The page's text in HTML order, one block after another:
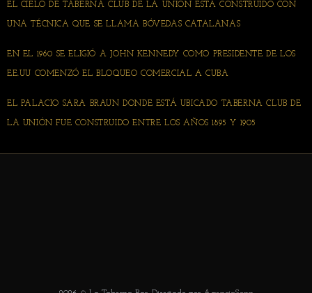
EL CIELO DE TABERNA CLUB DE LA UNIÓN ESTÁ CONSTRUIDO CON
UNA TÉCNICA QUE SE LLAMA BÓVEDAS CATALANAS
EN EL 1960 SE ELIGIÓ A JOHN KENNEDY COMO PRESIDENTE DE LOS
EE.UU COMENZÓ EL BLOQUEO COMERCIAL A CUBA
EL PALACIO SARA BRAUN DONDE ESTÁ UBICADO TABERNA CLUB DE
LA UNIÓN FUE CONSTRUIDO ENTRE LOS AÑOS 1895 Y 1905